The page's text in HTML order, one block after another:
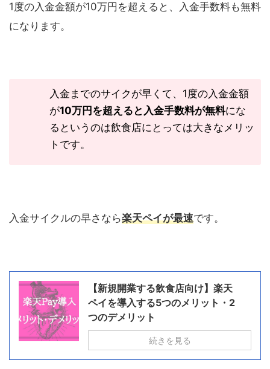
1 度の入金金額が10万円を超えると、入金手数料も無料
になります。
入金までのサイクが早くて、 1 度の入金金額
が10万円を超えると入金手数料が無料にな
るというのは飲食店にとっては大きなメリッ
トです。
入金サイクルの早さなら楽天ペイが最速です。
【新規開業する飲食店向け】楽天
ペイを導入する5つのメリット・2
つのデメリット
続きを見る